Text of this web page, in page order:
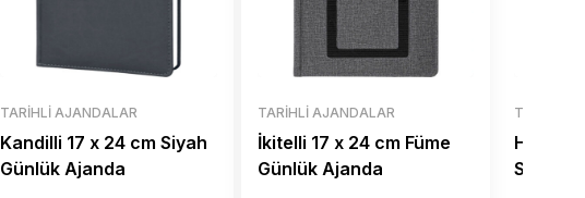
TARIHLI AJANDALAR
Kandilli 17 x 24 cm Siyah
Günlük Ajanda
TARIHLI AJANDALAR
İkitelli 17 x 24 cm Füme
Günlük Ajanda
TARIHLI
Hereke
Siyah